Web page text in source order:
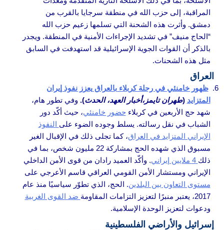
المراقبة، إلى حزب الله في منطقة سرجايا بالقرب من
دمشق. وأثرت هذه الشحنة التي تسلمها زعيم حزب الله
“الحاج منيف” في تشديد الإجراءات الأمنية في المنطقة. ويجدر
بالذكر أن القوات الجوية الإسرائيلية قد استهدفت في السابق
مثل هذه الشحنات.
العراق
ظهور خامنئي في رحلة كربلاء بالعراق يعزز نفوذ إيران
المتزايد (طهران تايمز،أخبار العهد، الحدث). وفي تطور هام،
شهد حج الأربعين في كربلاء حضور خامنئي، حيث أكّد دور
الشباب في نقل رسالته. يسلط وجوده الضوء على النفوذ
الإيراني المتزايد في العراق، كما تجلى ذلك في الإقبال الغير
مسبوق الذي شهده الحج بمشاركة 22 مليون شخص، بما في
ذلك 4 ملايين إيراني
. وأكّد العميد رادان من قوى الأمن الداخلي
الإيراني ومستشار الأمن القومي العراقي قاسم الأعرجي على
مستوى التعاون بين البلدين. الحج، الذي تطوّر سياسيًا منذ عام
2017، يعتبر منبرًا لتعزيز التزامات المقاومة
ضد القوى الغربية
ودعوات لتعزيز الوحدة الإسلامية.
إسرائيل والأراضي الفلسطينية